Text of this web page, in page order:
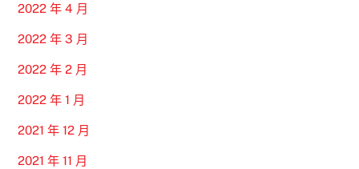
2022 年 4 月
2022 年 3 月
2022 年 2 月
2022 年 1 月
2021 年 12 月
2021 年 11 月